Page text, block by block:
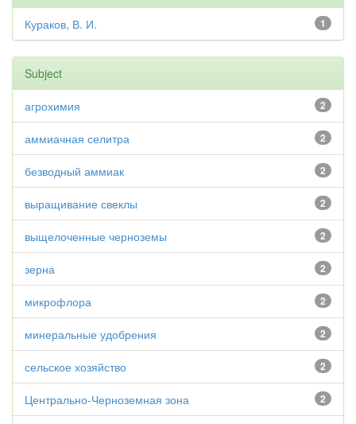
1
Кураков, В. И.
Subject
2
агрохимия
2
аммиачная селитра
2
безводный аммиак
2
выращивание свеклы
2
выщелоченные черноземы
2
зерна
2
микрофлора
2
минеральные удобрения
2
сельское хозяйство
2
Центрально-Черноземная зона